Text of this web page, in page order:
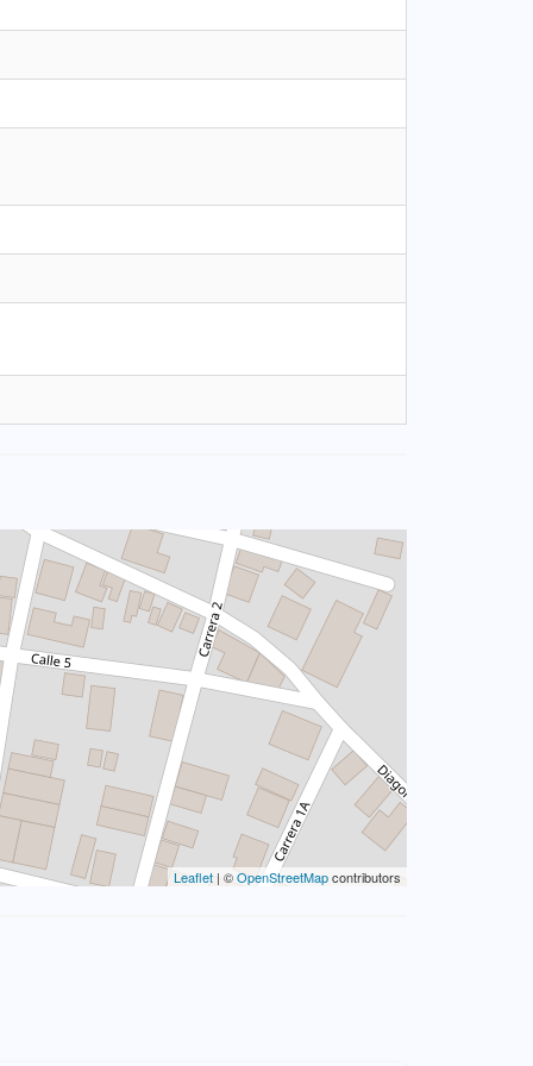
Leaflet | ©OpenStreetMapcontributors